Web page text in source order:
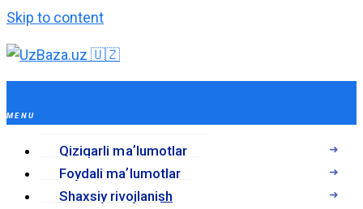
Skip to content
Qiziqarli maʼlumotlar
Foydali maʼlumotlar
Shaxsiy rivojlanish